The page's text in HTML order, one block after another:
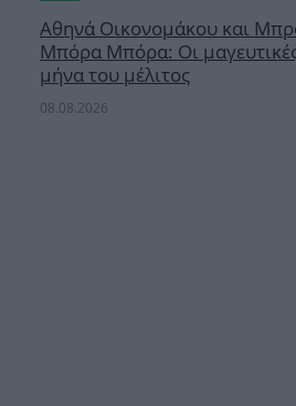
Αθηνά Οικονομάκου και
Μπόρα Μπόρα: Οι
μήνα του μέλιτος
08.08.2026